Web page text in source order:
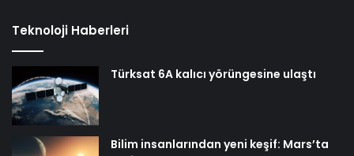
Teknoloji Haberleri
Türksat 6A kalıcı yörüngesine ulaştı
Bilim insanlarından yeni keşif: Mars’ta